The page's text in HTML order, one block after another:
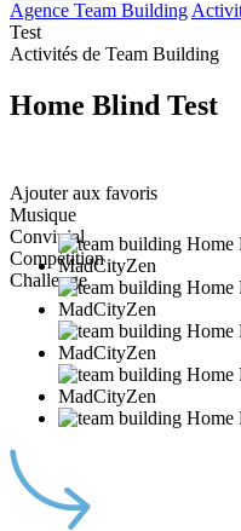
Agence Team Building
Test
Activités de Team Building
Home Blind Test
Ajouter aux favoris
Musique
Convivial
Compétition
Challenge